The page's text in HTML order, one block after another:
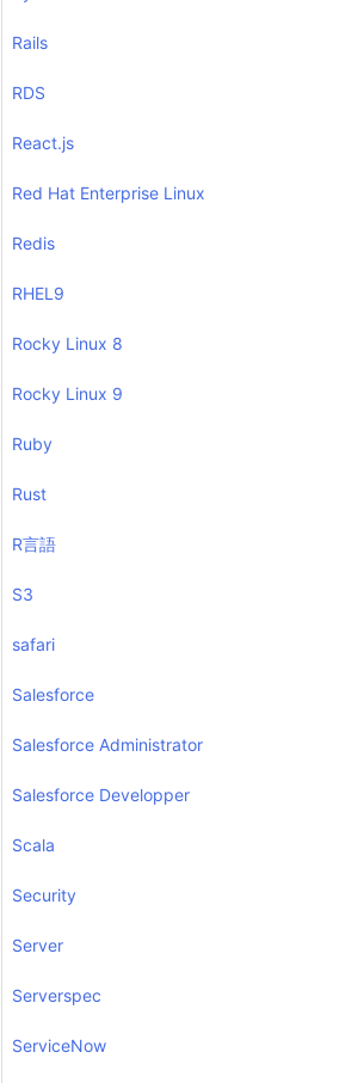
Rails
RDS
React.js
Red Hat Enterprise Linux
Redis
RHEL9
Rocky Linux 8
Rocky Linux 9
Ruby
Rust
R言語
S3
safari
Salesforce
Salesforce Administrator
Salesforce Developper
Scala
Security
Server
Serverspec
ServiceNow